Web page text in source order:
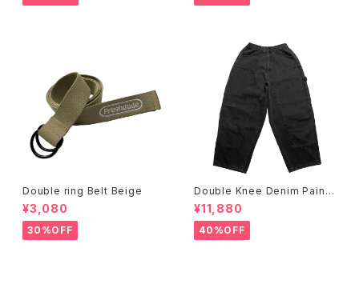
Double ring Belt Beige
¥3,080
30%OFF
Double Knee Denim Painte
r Pants Black
¥11,880
40%OFF